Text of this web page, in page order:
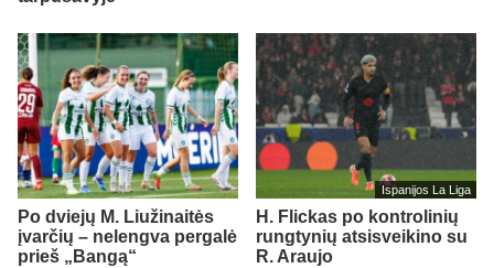
Po dviejų M. Liužinaitės
įvarčių – nelengva pergalė
prieš „Bangą“
Ispanijos La Liga
H. Flickas po kontrolinių
rungtynių atsisveikino su
R. Araujo